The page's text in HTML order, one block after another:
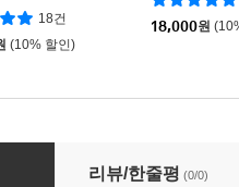
18건
(10% 할인)
18,000원
미니미니 키링북
리뷰/한줄평 (0/0)